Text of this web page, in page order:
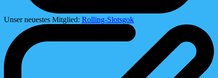
Unser neuestes Mitglied: Rolling-Slotsgok